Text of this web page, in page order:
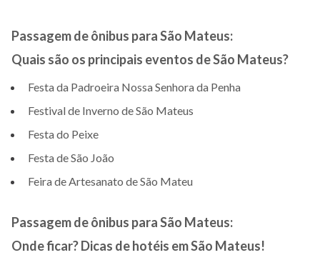
Passagem de ônibus para São Mateus:
Quais são os principais eventos de São Mateus?
Festa da Padroeira Nossa Senhora da Penha
Festival de Inverno de São Mateus
Festa do Peixe
Festa de São João
Feira de Artesanato de São Mateu
Passagem de ônibus para São Mateus:
Onde ficar? Dicas de hotéis em São Mateus!